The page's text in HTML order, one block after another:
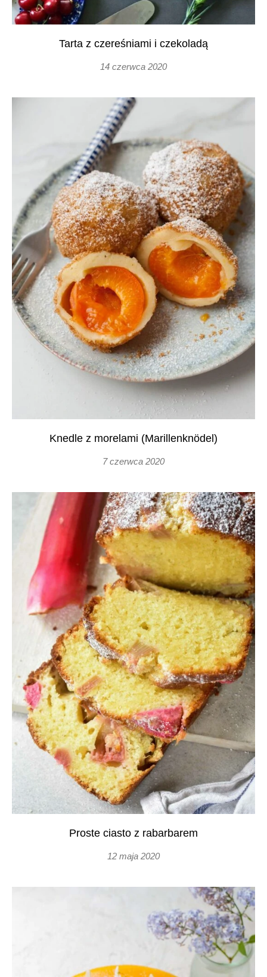
Tarta z czereśniami i czekoladą
14 czerwca 2020
Knedle z morelami (Marillenknödel)
7 czerwca 2020
Proste ciasto z rabarbarem
12 maja 2020